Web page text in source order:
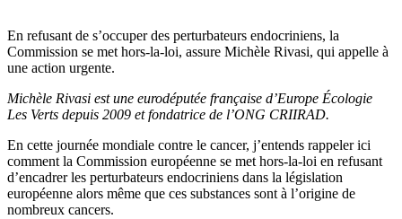
En refusant de s’occuper des perturbateurs endocriniens, la
Commission se met hors-la-loi, assure Michèle Rivasi, qui appelle à
une action urgente.
Michèle Rivasi est une eurodéputée française d’Europe Écologie
Les Verts depuis 2009 et fondatrice de l’ONG CRIIRAD.
En cette journée mondiale contre le cancer, j’entends rappeler ici
comment la Commission européenne se met hors-la-loi en refusant
d’encadrer les perturbateurs endocriniens dans la législation
européenne alors même que ces substances sont à l’origine de
nombreux cancers.